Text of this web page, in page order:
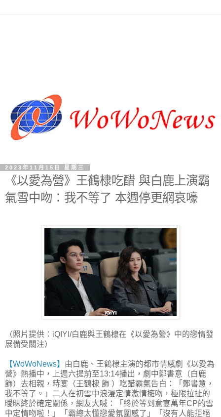
2023年11月15日 星期三
《以愛為營》王鶴棣吃醋 與白鹿上演霸
氣雪中吻：我不等了 本週停更網哀嚎
（照片提供：iQIYI/白鹿與王鶴棣在《以愛為營》中的戀情發
展備受關注）
【WoWoNews】 由白鹿、王鶴棣主演的都市情感劇《以愛為
營》熱播中，上週六提前至13:14播出，劇中鄭書意（白鹿
飾）去相親，時宴（王鶴棣 飾 ）吃醋霸氣告白：「鄭書意，
我不等了。」二人在初雪中浪漫定情激情擁吻，極限拉扯的
曖昧終於確定關係，網友大喊：「終於等到意宴萬年CP的雪
中定情吻啦！」「霸總太懂戀愛氛圍感了」「沒有人能拒絕